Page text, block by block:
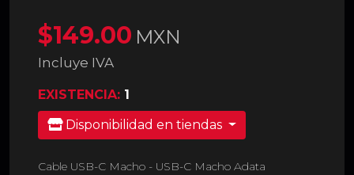
$149.00 MXN
Incluye IVA
EXISTENCIA: 1
Disponibilidad en tiendas
Cable USB-C Macho - USB-C Macho Adata